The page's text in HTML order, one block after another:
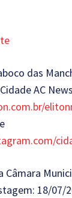
das
AC
Câmara
18/07/